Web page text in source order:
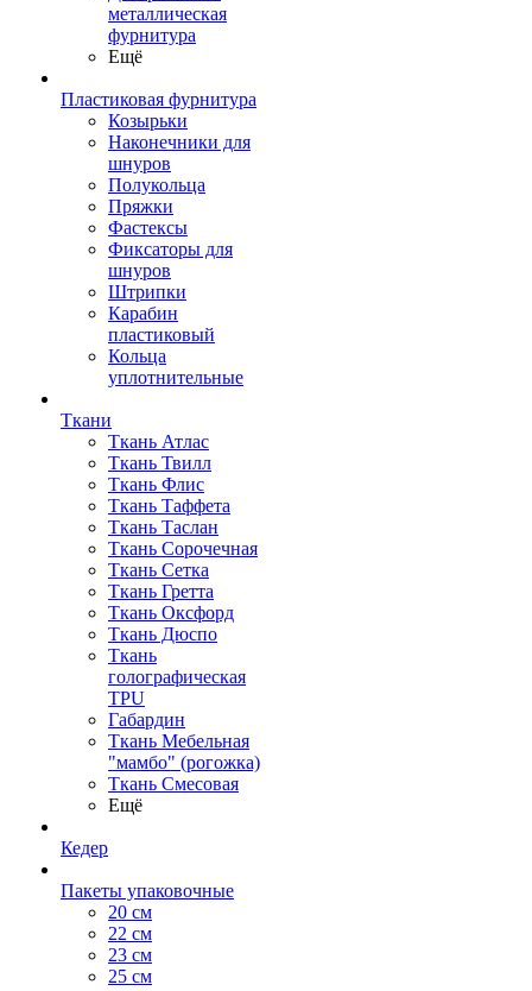
металлическая
фурнитура
Ещё
Пластиковая фурнитура
Козырьки
Наконечники для
шнуров
Полукольца
Пряжки
Фастексы
Фиксаторы для
шнуров
Штрипки
Карабин
пластиковый
Кольца
уплотнительные
Ткани
Ткань Атлас
Ткань Твилл
Ткань Флис
Ткань Таффета
Ткань Таслан
Ткань Сорочечная
Ткань Сетка
Ткань Гретта
Ткань Оксфорд
Ткань Дюспо
Ткань
голографическая
TPU
Габардин
Ткань Мебельная
"мамбо" (рогожка)
Ткань Смесовая
Ещё
Кедер
Пакеты упаковочные
20 см
22 см
23 см
25 см